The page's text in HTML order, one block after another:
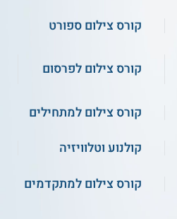
קורס צילום ספורט
קורס צילום לפרסום
קורס צילום למתחילים
קולנוע וטלוויזיה
קורס צילום למתקדמים